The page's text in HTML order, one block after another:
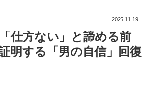
2025.11.19
仕方ない」と諦める前
明する「男の自信」回復